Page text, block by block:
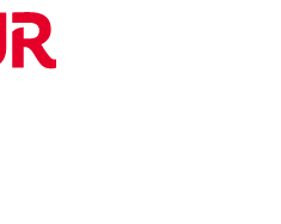
OFERTE DE NERATAT